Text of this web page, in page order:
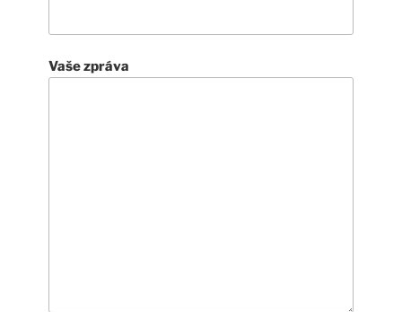
Vaše zpráva